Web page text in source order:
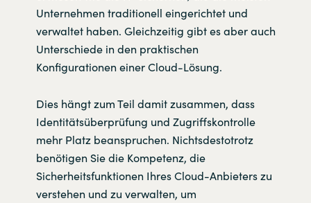
Unternehmen traditionell eingerichtet und
verwaltet haben. Gleichzeitig gibt es aber auch
Unterschiede in den praktischen
Konfigurationen einer Cloud-Lösung.
Dies hängt zum Teil damit zusammen, dass
Identitätsüberprüfung und Zugriffskontrolle
mehr Platz beanspruchen. Nichtsdestotrotz
benötigen Sie die Kompetenz, die
Sicherheitsfunktionen Ihres Cloud-Anbieters zu
verstehen und zu verwalten, um